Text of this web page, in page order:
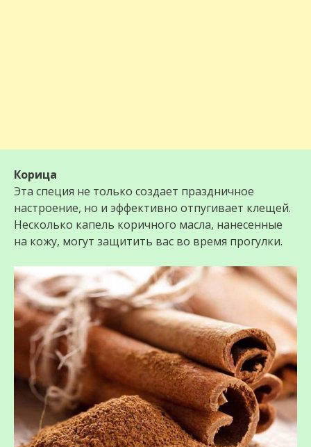
Корица
Эта специя не только создает праздничное
настроение, но и эффективно отпугивает клещей.
Несколько капель коричного масла, нанесенные
на кожу, могут защитить вас во время прогулки.